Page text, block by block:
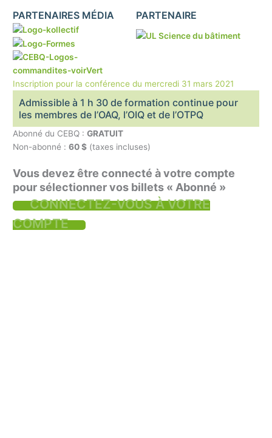
PARTENAIRES MÉDIA PARTENAIRE
Inscription pour la conférence du mercredi 31 mars 2021
Admissible à 1 h 30 de formation continue pour
les membres de l’OAQ, l’OIQ et de l’OTPQ
Abonné du CEBQ :GRATUIT
Non-abonné :60 $ (taxes incluses)
Vous devez être connecté à votre compte
pour sélectionner vos billets « Abonné »
CONNECTEZ-VOUS À VOTRE
COMPTE